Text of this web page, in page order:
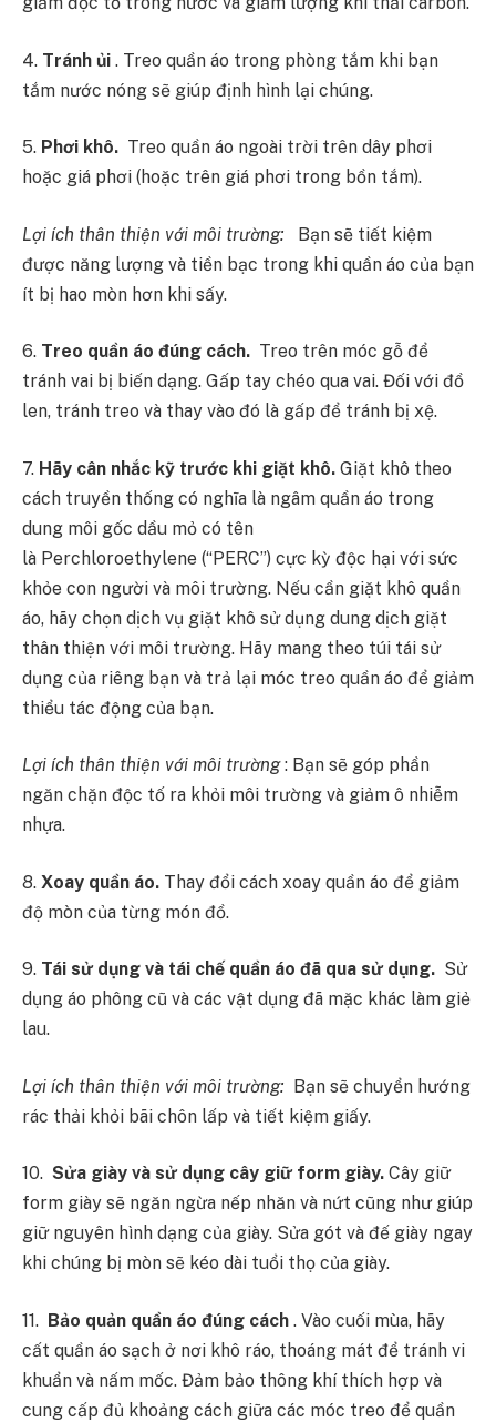
4. Tránh ủi . Treo quần áo trong phòng tắm khi bạn
tắm nước nóng sẽ giúp định hình lại chúng.
5. Phơi khô. Treo quần áo ngoài trời trên dây phơi
hoặc giá phơi (hoặc trên giá phơi trong bồn tắm).
Lợi ích thân thiện với môi trường: Bạn sẽ tiết kiệm
được năng lượng và tiền bạc trong khi quần áo của bạn
ít bị hao mòn hơn khi sấy.
6. Treo quần áo đúng cách. Treo trên móc gỗ để
tránh vai bị biến dạng. Gấp tay chéo qua vai. Đối với đồ
len, tránh treo và thay vào đó là gấp để tránh bị xệ.
7. Hãy cân nhắc kỹ trước khi giặt khô. Giặt khô theo
cách truyền thống có nghĩa là ngâm quần áo trong
dung môi gốc dầu mỏ có tên
là Perchloroethylene (“PERC”) cực kỳ độc hại với sức
khỏe con người và môi trường. Nếu cần giặt khô quần
áo, hãy chọn dịch vụ giặt khô sử dụng dung dịch giặt
thân thiện với môi trường. Hãy mang theo túi tái sử
dụng của riêng bạn và trả lại móc treo quần áo để giảm
thiểu tác động của bạn.
Lợi ích thân thiện với môi trường: Bạn sẽ góp phần
ngăn chặn độc tố ra khỏi môi trường và giảm ô nhiễm
nhựa.
8. Xoay quần áo. Thay đổi cách xoay quần áo để giảm
độ mòn của từng món đồ.
9. Tái sử dụng và tái chế quần áo đã qua sử dụng. Sử
dụng áo phông cũ và các vật dụng đã mặc khác làm giẻ
lau.
Lợi ích thân thiện với môi trường: Bạn sẽ chuyển hướng
rác thải khỏi bãi chôn lấp và tiết kiệm giấy.
10. Sửa giày và sử dụng cây giữ form giày. Cây giữ
form giày sẽ ngăn ngừa nếp nhăn và nứt cũng như giúp
giữ nguyên hình dạng của giày. Sửa gót và đế giày ngay
khi chúng bị mòn sẽ kéo dài tuổi thọ của giày.
11. Bảo quản quần áo đúng cách . Vào cuối mùa, hãy
cất quần áo sạch ở nơi khô ráo, thoáng mát để tránh vi
khuẩn và nấm mốc. Đảm bảo thông khí thích hợp và
cung cấp đủ khoảng cách giữa các móc treo để quần